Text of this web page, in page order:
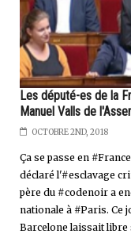
Les député-es de la
Manuel Valls de
OCTOBRE 2ND, 2018
Ça se passe en
déclaré l'#esclavage
père du #codenoir a
nationale à #Paris. Ce
Barcelone laissait libre